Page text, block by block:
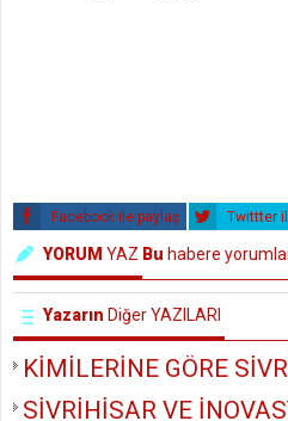
Facebook ile paylaş Twittter
YORUM YAZ Bu habere
Yazarın Diğer YAZILARI
KİMİLERİNE GÖRE
SİVRİHİSAR VE